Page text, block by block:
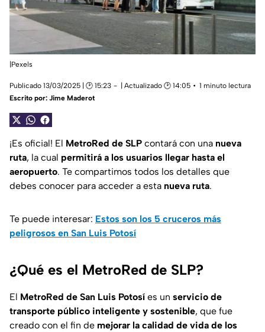
|Pexels
Publicado 13/03/2025 | 🕑 15:23 | Actualizado 🕑 14:05
1 minuto lectura
Escrito por: Jime Maderot
¡Es oficial! El MetroRed de SLP contará con una nueva
ruta, la cual permitirá a los usuarios llegar hasta el
aeropuerto. Te compartimos todos los detalles que
debes conocer para acceder a esta nueva ruta.
Te puede interesar: Estos son los 5 cruceros más
peligrosos en San Luis Potosí
¿Qué es el MetroRed de SLP?
El MetroRed de San Luis Potosí es un servicio de
transporte público inteligente y sostenible, que fue
creado con el fin de mejorar la calidad de vida de los